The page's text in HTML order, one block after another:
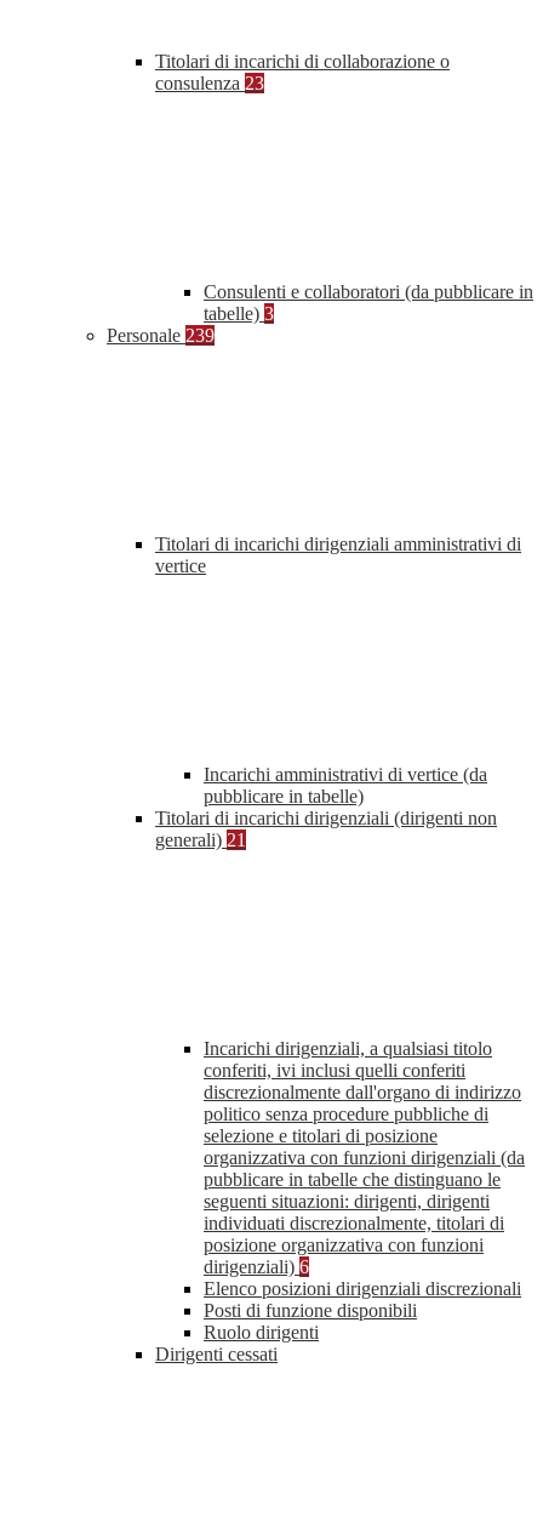
Titolari di incarichi di collaborazione o
consulenza 23
Consulenti e collaboratori (da pubblicare in
tabelle) 3
Personale 239
Titolari di incarichi dirigenziali amministrativi di
vertice
Incarichi amministrativi di vertice (da
pubblicare in tabelle)
Titolari di incarichi dirigenziali (dirigenti non
generali) 21
Incarichi dirigenziali, a qualsiasi titolo
conferiti, ivi inclusi quelli conferiti
discrezionalmente dall'organo di indirizzo
politico senza procedure pubbliche di
selezione e titolari di posizione
organizzativa con funzioni dirigenziali (da
pubblicare in tabelle che distinguano le
seguenti situazioni: dirigenti, dirigenti
individuati discrezionalmente, titolari di
posizione organizzativa con funzioni
dirigenziali) 6
Elenco posizioni dirigenziali discrezionali
Posti di funzione disponibili
Ruolo dirigenti
Dirigenti cessati